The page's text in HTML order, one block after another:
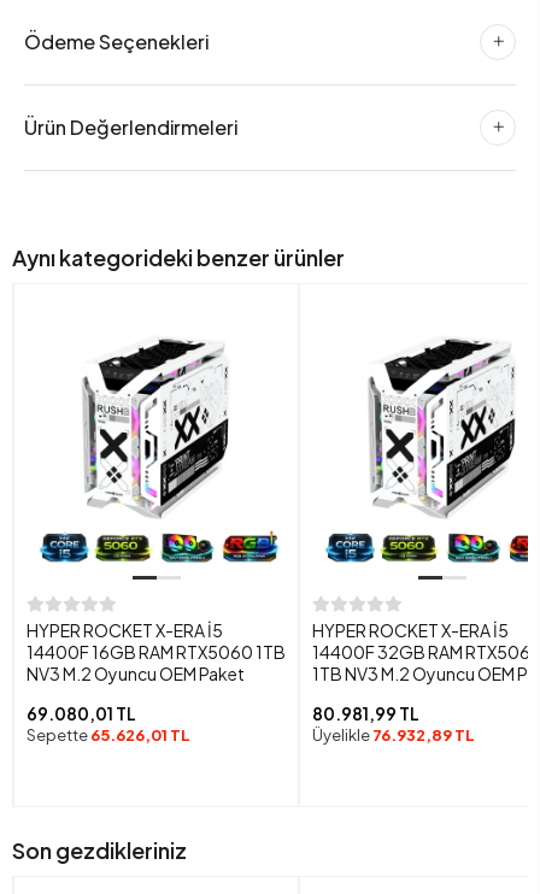
Ödeme Seçenekleri
Ürün Değerlendirmeleri
Aynı kategorideki benzer ürünler
HYPER ROCKET X-ERA İ5
14400F 16GB RAM RTX5060 1TB
NV3 M.2 Oyuncu OEM Paket
69.080,01 TL
Sepette65.626,01 TL
HYPER ROCKET X-ERA İ5
14400F 32GB RAM
1TB NV3 M.2 Oyuncu OEM
80.981,99 TL
Üyelikle76.932,89 TL
Son gezdikleriniz